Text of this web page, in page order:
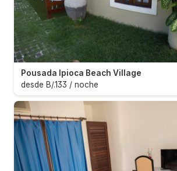
Pousada Ipioca Beach Village
desde B/.133 / noche